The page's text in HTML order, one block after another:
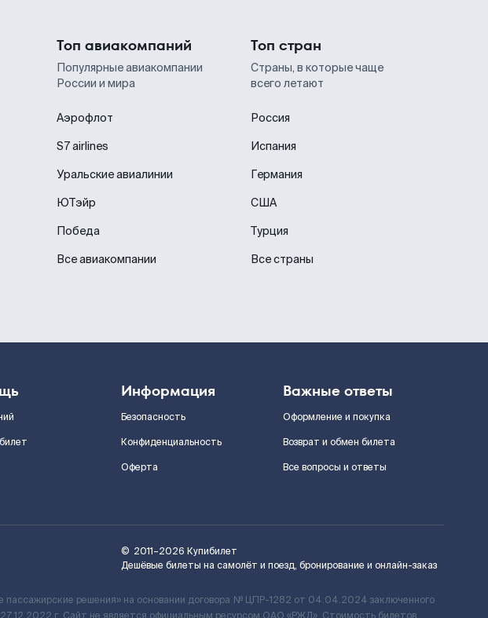
Топ авиакомпаний
Популярные авиакомпании
России и мира
Аэрофлот
S7 airlines
Уральские авиалинии
ЮТэйр
Победа
Все авиакомпании
Топ стран
Страны, в которые чаще
всего летают
Россия
Испания
Германия
США
Турция
Все страны
Информация
Безопасность
Конфиденциальность
Оферта
Важные ответы
Оформление и покупка
Возврат и обмен билета
Все вопросы и ответы
© 2011–2026 Купибилет
Дешёвые билеты на самолёт и поезд, бронирование и онлайн-заказ
решения» на основании договора № ЦПР-1282 от 04.04.2024 заключенного